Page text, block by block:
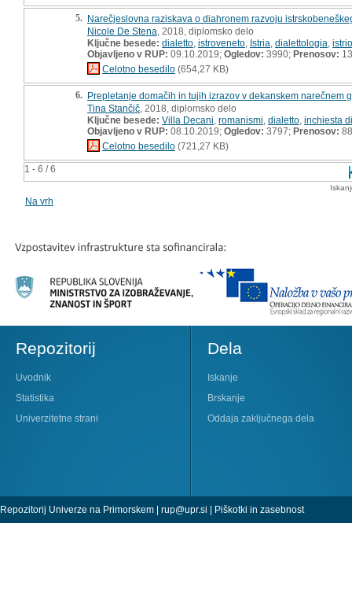
1 - 6 / 6
5. Narečjeslovna raziskava o diahronem razvoju
Nicole De Stena , 2018, diplomsko delo
Ključne besede: dialetto istroveneto Istria dialettologia
Objavljeno v RUP: 09.10.2019; Ogledov: 3990; Prenosov:
Celotno besedilo (654,27 KB)
6. Prepletanje domačih in tujih izrazov v dekanskem narečnem
Tina Stančič , 2018, diplomsko delo
Ključne besede: Villa Decani romanismi dialetto inchiesta
Objavljeno v RUP: 08.10.2019; Ogledov: 3797; Prenosov: 88
Celotno besedilo (721,27 KB)
Na vrh
Repozitorij
Uvodnik
Statistika
Univerzitetne strani
Dela
Iskanje
Brskanje
Oddaja zaključnega dela
Repozitorij Univerze na Primorskem | rup@upr.si | Piškotki in zasebnost